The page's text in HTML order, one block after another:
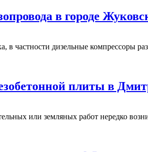
в городе
в частности дизельные компрессоры
плиты в
или земляных работ нередко